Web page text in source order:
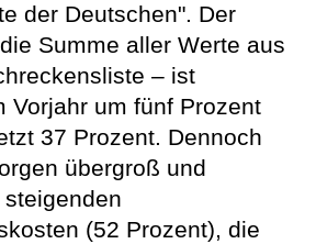
der Deutschen". Der
Summe aller Werte aus
– ist
Vorjahr um fünf Prozent
37 Prozent. Dennoch
übergroß und
(52 Prozent), die